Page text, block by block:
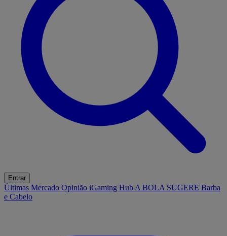
Entrar
Últimas Mercado Opinião iGaming Hub A BOLA SUGERE Barba
e Cabelo